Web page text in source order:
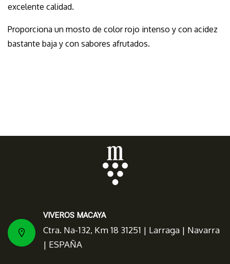
excelente calidad.
Proporciona un mosto de color rojo intenso y con acidez
bastante baja y con sabores afrutados.
VIVEROS MACAYA
Ctra. Na-132, Km 18 31251 | Larraga | Navarra
| ESPAÑA